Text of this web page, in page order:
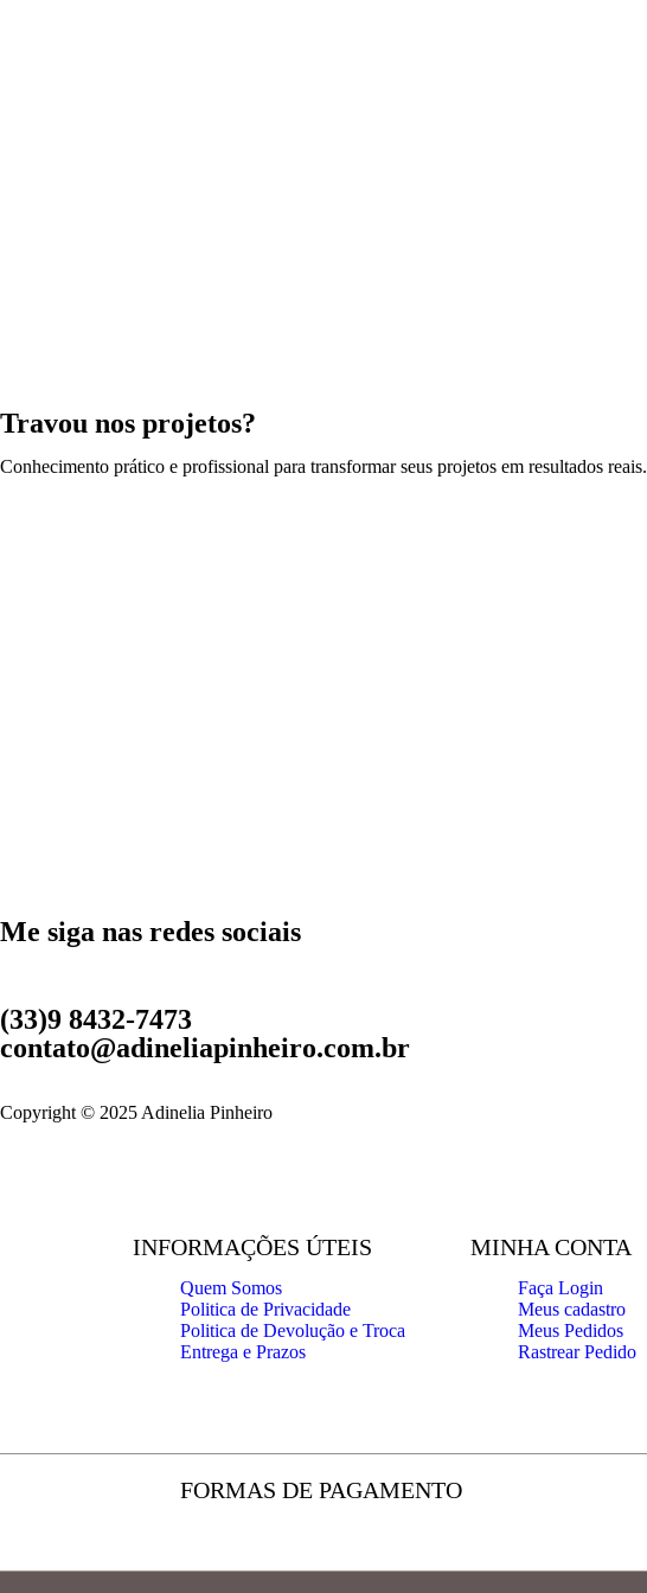
Travou nos projetos?
Conhecimento prático e profissional para transformar seus projetos em resultados reais.
Me siga nas redes sociais
(33)9 8432-7473
contato@adineliapinheiro.com.br
Copyright © 2025 Adinelia Pinheiro
INFORMAÇÕES ÚTEIS
Quem Somos
Politica de Privacidade
Politica de Devolução e Troca
Entrega e Prazos
MINHA CONTA
Faça Login
Meus cadastro
Meus Pedidos
Rastrear Pedido
FORMAS DE PAGAMENTO